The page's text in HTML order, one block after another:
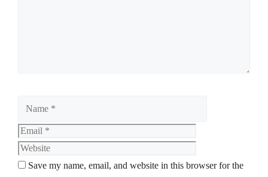
Save my name, email, and website in this browser for the